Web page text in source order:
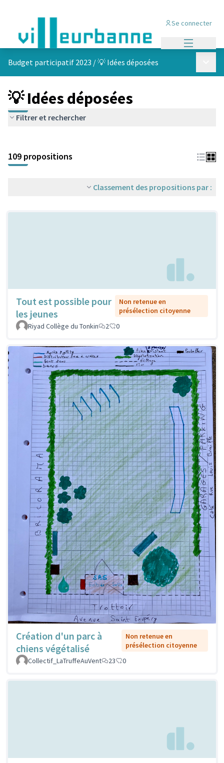
Se connecter
Budget participatif 2023 /💡 Idées déposées
💡 Idées déposées
Filtrer et rechercher
+
−
109 propositions
Classement des propositions par :
Tout est possible pour
les jeunes
Non retenue en
présélection citoyenne
Riyad Collège du Tonkin
2 0
Création d'un parc à
chiens végétalisé
Non retenue en
présélection citoyenne
Collectif_LaTruffeAuVent
23 0